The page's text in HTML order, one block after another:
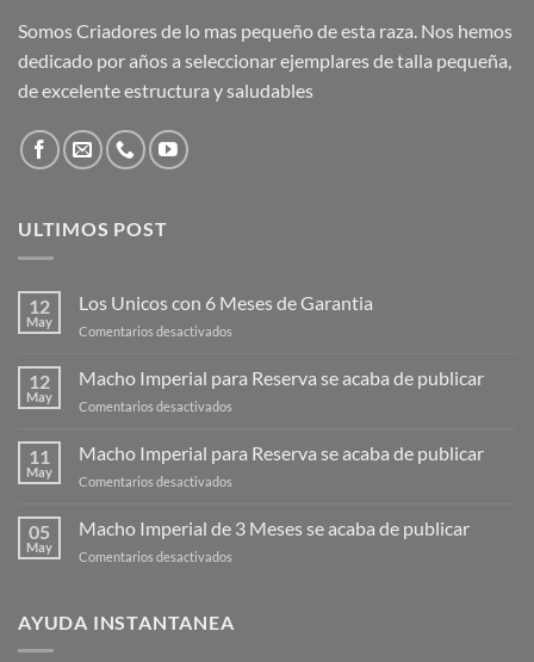
Somos Criadores de lo mas pequeño de esta raza. Nos hemos
dedicado por años a seleccionar ejemplares de talla pequeña,
de excelente estructura y saludables
ULTIMOS POST
12
May
Los Unicos con 6 Meses de Garantia
Comentarios desactivados
Unicos
con
de
12
May
Macho Imperial para Reserva se acaba de publicar
Comentarios desactivados
Imperial
para
acaba
11
May
Macho Imperial para Reserva se acaba de publicar
Comentarios desactivados
Imperial
para
de
05
May
Macho Imperial de 3 Meses se acaba de publicar
Comentarios desactivados
AYUDA INSTANTANEA